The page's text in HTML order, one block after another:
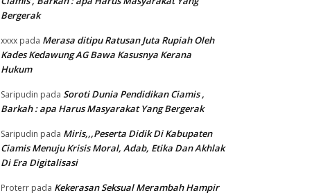
Bergerak
xxxx pada Merasa ditipu Ratusan Juta Rupiah Oleh
Kades Kedawung AG Bawa Kasusnya Kerana
Hukum
Saripudin pada Soroti Dunia Pendidikan Ciamis ,
Barkah : apa Harus Masyarakat Yang Bergerak
Saripudin pada Miris,,,Peserta Didik Di Kabupaten
Ciamis Menuju Krisis Moral, Adab, Etika Dan Akhlak
Di Era Digitalisasi
Proterr pada Kekerasan Seksual Merambah Hampir